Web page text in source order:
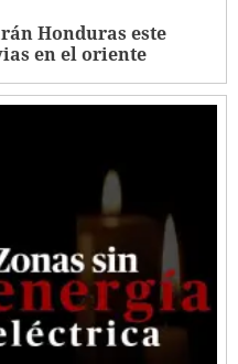
Honduras este
en el oriente